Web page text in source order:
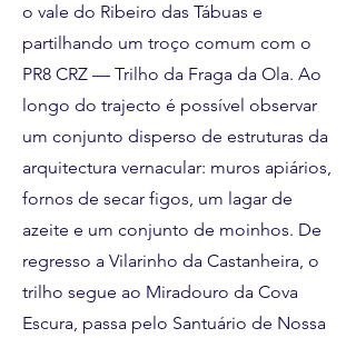
o vale do Ribeiro das Tábuas e
partilhando um troço comum com o
PR8 CRZ — Trilho da Fraga da Ola. Ao
longo do trajecto é possível observar
um conjunto disperso de estruturas da
arquitectura vernacular: muros apiários,
fornos de secar figos, um lagar de
azeite e um conjunto de moinhos. De
regresso a Vilarinho da Castanheira, o
trilho segue ao Miradouro da Cova
Escura, passa pelo Santuário de Nossa